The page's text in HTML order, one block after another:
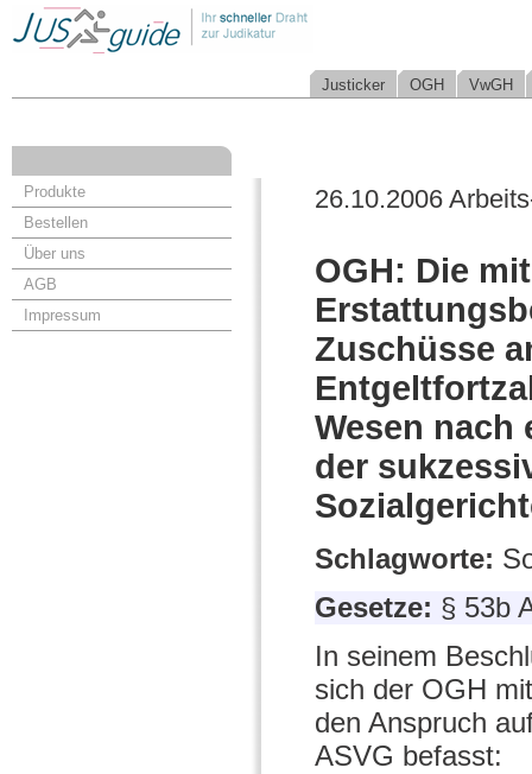
Justicker OGH VwGH
Produkte
Bestellen
Über uns
AGB
Impressum
26.10.2006
OGH: Die
Zuschüsse
Wesen nach
der
Schlagworte:
Gesetze: § 53b
In seinem
sich der OGH
den Anspruch
ASVG befasst: